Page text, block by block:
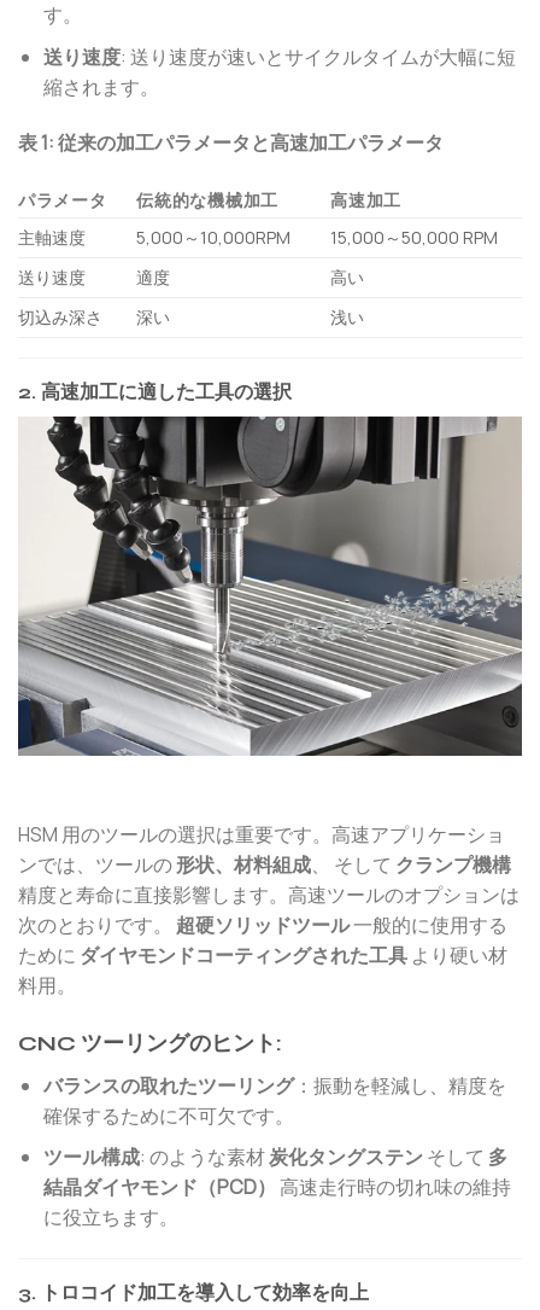
す。
送り速度: 送り速度が速いとサイクルタイムが大幅に短
縮されます。
表 1: 従来の加工パラメータと高速加工パラメータ
パラメータ 伝統的な機械加工
高速加工
主軸速度
5,000～10,000RPM
15,000～50,000 RPM
送り速度
適度
高い
切込み深さ
深い 浅い
2. 高速加工に適した工具の選択
HSM 用のツールの選択は重要です。高速アプリケーショ
ンでは、ツールの形状、材料組成、 そして クランプ機構
精度と寿命に直接影響します。高速ツールのオプションは
次のとおりです。 超硬ソリッドツール一般的に使用する
ために ダイヤモンドコーティングされた工具 より硬い材
料用。
CNC ツーリングのヒント:
バランスの取れたツーリング：振動を軽減し、精度を
確保するために不可欠です。
ツール構成: のような素材炭化タングステン そして 多
結晶ダイヤモンド（PCD） 高速走行時の切れ味の維持
に役立ちます。
3. トロコイド加工を導入して効率を向上